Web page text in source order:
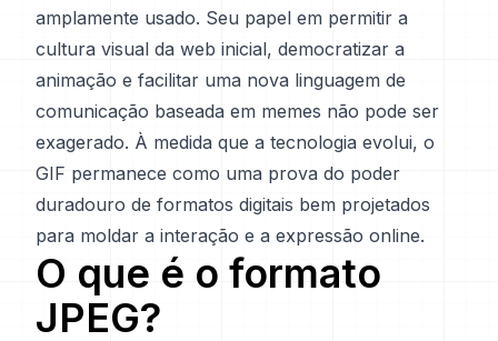
amplamente usado. Seu papel em permitir a
cultura visual da web inicial, democratizar a
animação e facilitar uma nova linguagem de
comunicação baseada em memes não pode ser
exagerado. À medida que a tecnologia evolui, o
GIF permanece como uma prova do poder
duradouro de formatos digitais bem projetados
para moldar a interação e a expressão online.
O que é o formato
JPEG?